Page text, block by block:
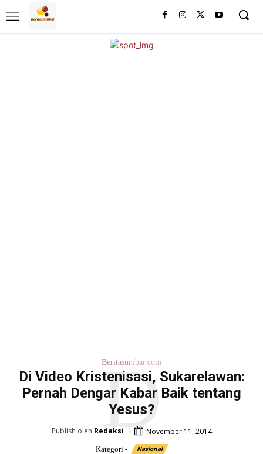
Beritasumbar.com
Di Video Kristenisasi, Sukarelawan:
Pernah Dengar Kabar Baik tentang
Yesus?
D
Publish oleh Redaksi November 11, 2014
Kategori - Nasional